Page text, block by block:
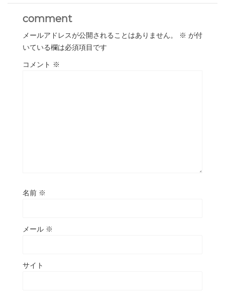
comment
メールアドレスが公開されることはありません。 ※ が付
いている欄は必須項目です
コメント ※
名前 ※
メール ※
サイト